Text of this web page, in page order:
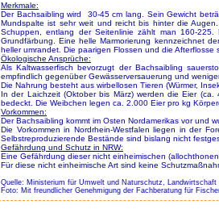
Merkmale:
Der Bachsaibling wird 30-45 cm lang. Sein Gewicht
Mundspalte ist sehr weit und reicht bis hinter die
Schuppen, entlang der Seitenlinie zählt man 160-
Grundfärbung. Eine helle Marmorierung kennzeichnet
heller umrandet. Die paarigen Flossen und die Afterflosse
Ökologische Ansprüche:
Als Kaltwasserfisch bevorzugt der Bachsaibling
empfindlich gegenüber Gewässerversauerung und
Die Nahrung besteht aus wirbellosen Tieren (Würmer,
In der Laichzeit (Oktober bis März) werden die Eier
bedeckt. Die Weibchen legen ca. 2.000 Eier pro kg
Vorkommen:
Der Bachsaibling kommt im Osten Nordamerikas vor und
Die Vorkommen in Nordrhein-Westfalen liegen in der
Selbstreproduzierende Bestände sind bislang nicht
Gefährdung und Schutz in NRW:
Eine Gefährdung dieser nicht einheimischen
Für diese nicht einheimische Art sind keine
Quelle: Ministerium für Umwelt und Naturschutz,
Foto: Mit freundlicher Genehmigung der Fachberatung für